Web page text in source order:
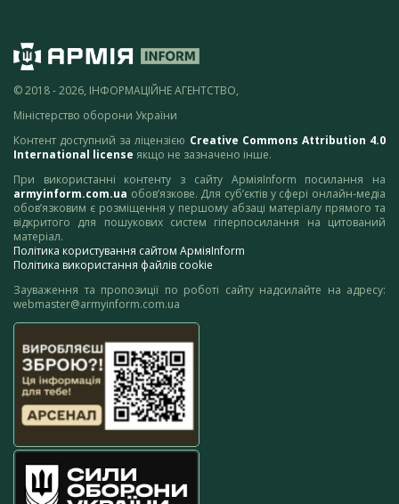
© 2018 - 2026, ІНФОРМАЦІЙНЕ АГЕНТСТВО,
Міністерство оборони України
Контент доступний за ліцензією Creative Commons Attribution 4.0
International license якщо не зазначено інше.
При використанні контенту з сайту АрміяInform посилання на
armyinform.com.ua обов’язкове. Для суб’єктів у сфері онлайн-медіа
обов’язковим є розміщення у першому абзаці матеріалу прямого та
відкритого для пошукових систем гіперпосилання на цитований
матеріал.
Політика користування сайтом АрміяInform
Політика використання файлів cookie
Зауваження та пропозиції по роботі сайту надсилайте на адресу:
webmaster@armyinform.com.ua